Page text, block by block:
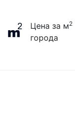
Цена за м2
города